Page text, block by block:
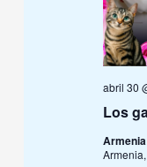
Los
abril 30